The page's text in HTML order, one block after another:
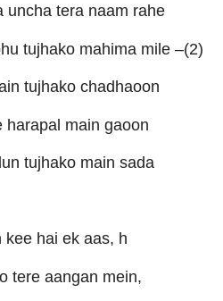
uncha tera naam rahe
tujhako mahima mile –(2)
tujhako chadhaoon
harapal main gaoon
tujhako main sada
kee hai ek aas, h
tere aangan mein,